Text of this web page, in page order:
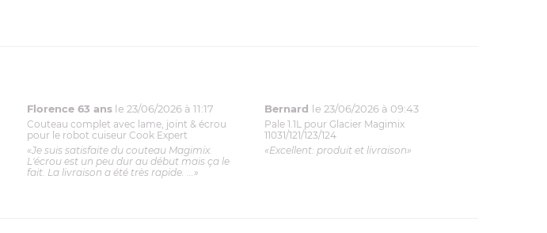
Florence 63 ans le 23/06/2026 à 11:17
Couteau complet avec lame, joint & écrou
pour le robot cuiseur Cook Expert
«Je suis satisfaite du couteau Magimix.
L'écrou est un peu dur au début mais ça le
fait. La livraison a été très rapide. ...»
Bernard le 23/06/2026 à 09:43
Pale 1.1L pour Glacier Magimix
11031/121/123/124
«Excellent: produit et livraison»